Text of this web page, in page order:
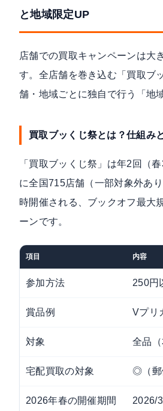
と地域限定UP
店舗での買取キャンペーンは大
す。全店舗を巻き込む「買取ブ
舗・地域ごとに独自で行う「地
買取ブッくじ祭とは？仕組み
「買取ブッくじ祭」は年2回（
に全国715店舗（一部対象外あ
時開催される、ブックオフ最大
ーンです。
項目 内容
参加方法 250円
賞品例 Vプリ
対象 全品
宅配買取の対象 ◎（郵
2026年春の開催期間 2026/